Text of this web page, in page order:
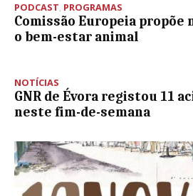
PODCAST, PROGRAMAS
Comissão Europeia propõe
o bem-estar animal
NOTÍCIAS
GNR de Évora registou 11
neste fim-de-semana